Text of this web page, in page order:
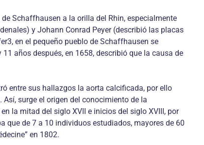
Schaffhausen a la orilla del Rhin, especialmente
y Johann Conrad Peyer (describió las placas
en el pequeño pueblo de Schaffhausen se
años después, en 1658, describió que la causa de
entre sus hallazgos la aorta calcificada, por ello
surge el origen del conocimiento de la
la mitad del siglo XVII e inicios del siglo XVIII, por
que de 7 a 10 individuos estudiados, mayores de 60
en 1802.